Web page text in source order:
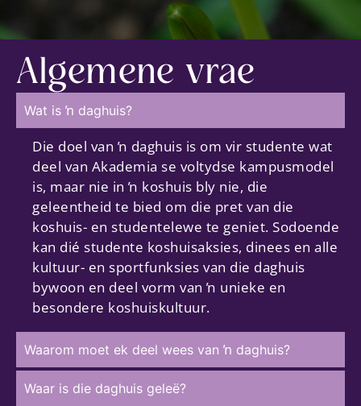
Algemene vrae
Wat is ŉ daghuis?
Die doel van ŉ daghuis is om vir studente wat
deel van Akademia se voltydse kampusmodel
is, maar nie in ŉ koshuis bly nie, die
geleentheid te bied om die pret van die
koshuis- en studentelewe te geniet. Sodoende
kan dié studente koshuisaksies, dinees en alle
kultuur- en sportfunksies van die daghuis
bywoon en deel vorm van ŉ unieke en
besondere koshuiskultuur.
Waarom moet ek deel wees van ŉ daghuis?
Waar is die daghuis geleë?